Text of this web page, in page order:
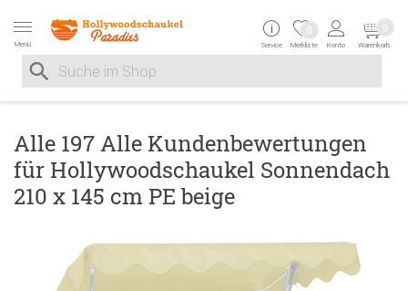
Menü
Suche nach
Suche im Shop, nach der Eingabe von 3 Buchstaben
Service Merkliste
0
Konto Warenkorb
0
Alle 197 Alle Kundenbewertungen
für Hollywoodschaukel Sonnendach
210 x 145 cm PE beige